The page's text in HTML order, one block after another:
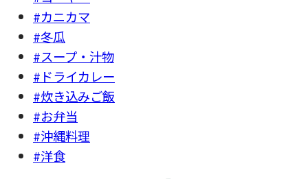
#カニカマ
#冬瓜
#スープ・汁物
#ドライカレー
#炊き込みご飯
#お弁当
#沖縄料理
#洋食